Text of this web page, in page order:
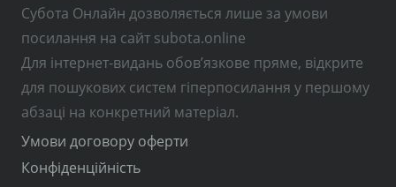
Субота Онлайн дозволяється лише за умови
посилання на сайт subota.online
Для інтернет-видань обов’язкове пряме, відкрите
для пошукових систем гіперпосилання у першому
абзаці на конкретний матеріал.
Умови договору оферти
Конфіденційність